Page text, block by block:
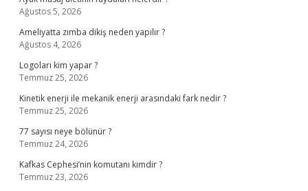
Ağustos 5, 2026
Ameliyatta zımba dikiş neden yapılır ?
Ağustos 4, 2026
Logoları kim yapar ?
Temmuz 25, 2026
Kinetik enerji ile mekanik enerji arasındaki fark nedir ?
Temmuz 25, 2026
77 sayısı neye bölünür ?
Temmuz 24, 2026
Kafkas Cephesi’nin komutanı kimdir ?
Temmuz 23, 2026